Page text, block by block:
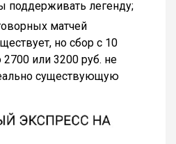
поддерживать легенду;
матчей
но сбор с 10
2700 или 3200 руб. не
существующую